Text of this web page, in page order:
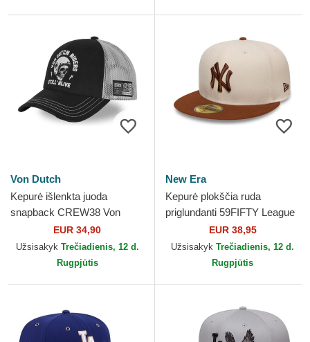
Von Dutch
Kepurė išlenkta juoda
snapback CREW38 Von
EUR 34,90
Užsisakyk Trečiadienis, 12 d.
Rugpjūtis
New Era
Kepurė plokščia ruda
priglundanti 59FIFTY League
Essential New York Yankees
MLB New Era
EUR 38,95
Užsisakyk Trečiadienis, 12 d.
Rugpjūtis